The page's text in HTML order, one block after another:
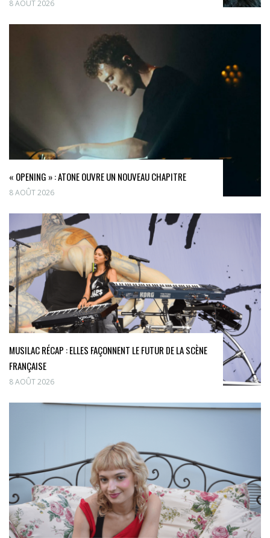
8 AOÛT 2026
« OPENING » : ATONE OUVRE UN NOUVEAU CHAPITRE
8 AOÛT 2026
MUSILAC RÉCAP : ELLES FAÇONNENT LE FUTUR DE LA SCÈNE
FRANÇAISE
8 AOÛT 2026